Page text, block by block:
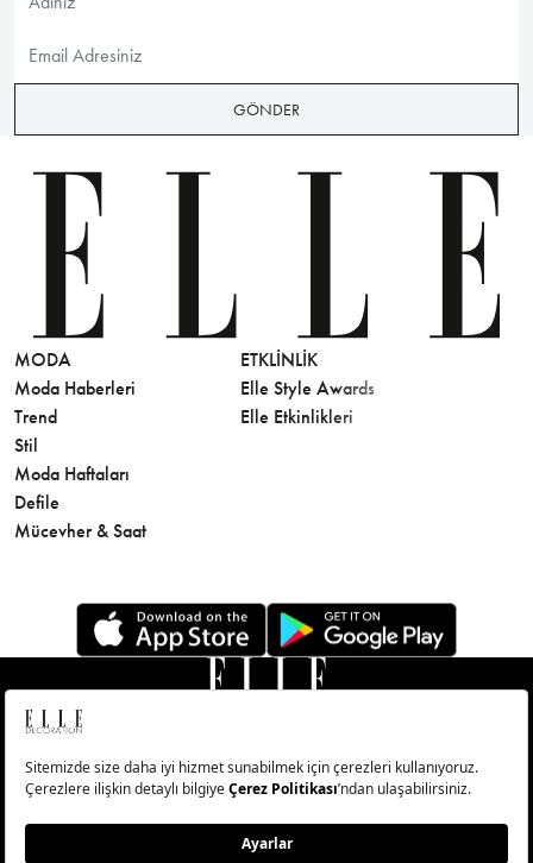
GÖNDER
MODA
Moda Haberleri
Trend
Stil
Moda Haftaları
Defile
Mücevher & Saat
ETKLINLIK
Elle Style Awards
Elle Etkinlikleri
© Big Medya Teknoloji A.Ş. Altunizade Mahallesi Kuşbakışı